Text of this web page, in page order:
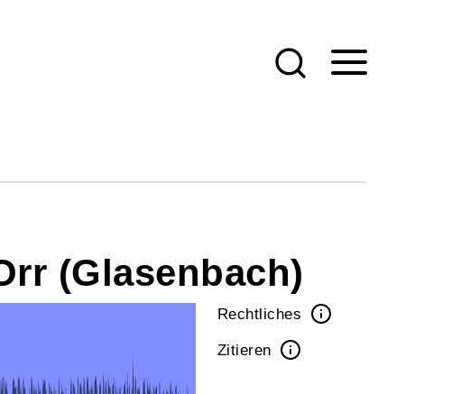
(Glasenbach)
Rechtliches
Zitieren